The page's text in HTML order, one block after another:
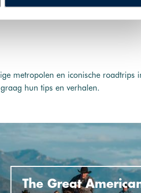
metropolen en iconische roadtrips
hun tips en verhalen.
The Great